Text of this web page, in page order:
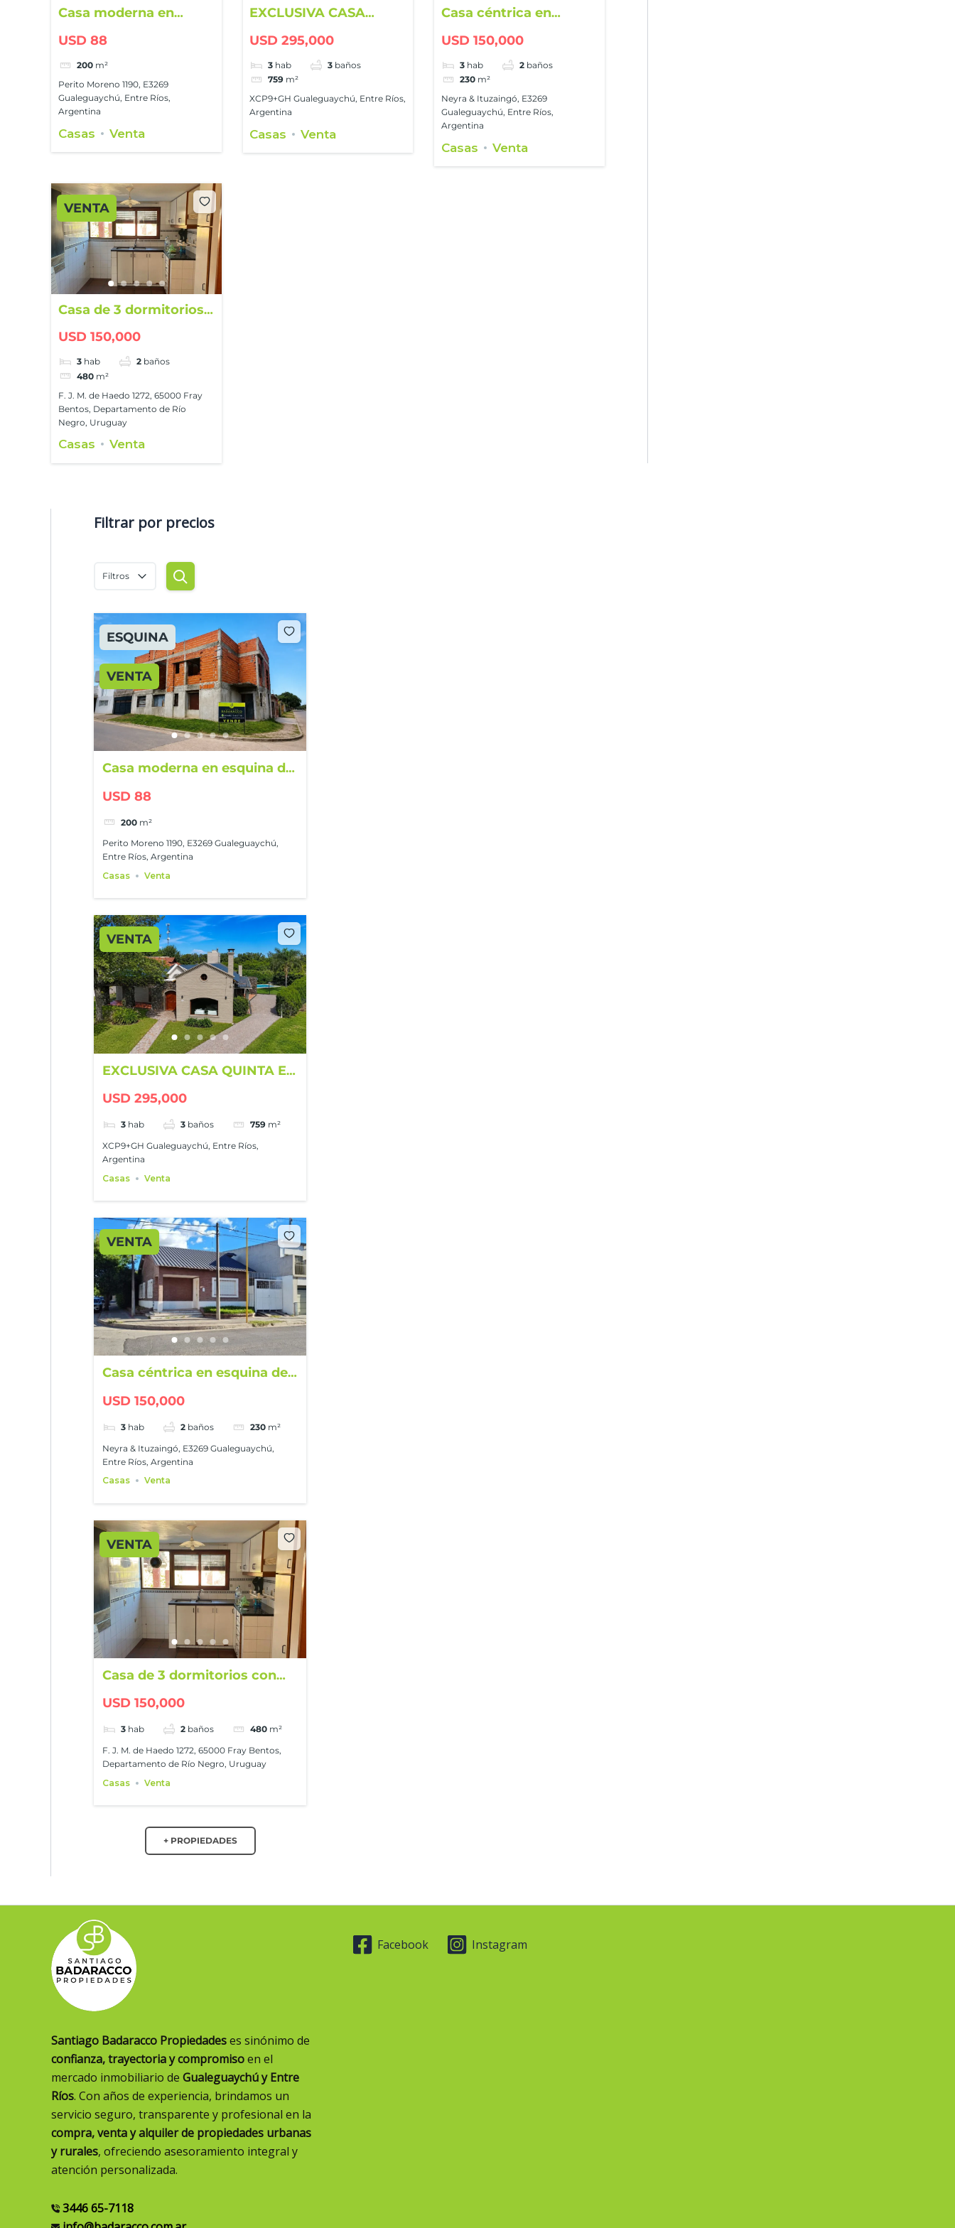
Casa moderna en
USD 88
200 m²
Perito Moreno 1190, E3269
Gualeguaychú, Entre Ríos,
Argentina
Casas Venta
EXCLUSIVA CASA
GUALEGUAYCHÚ
COUNTRY CLUB
USD 295,000
3 hab 3 baños
759 m²
XCP9+GH Gualeguaychú, Entre Ríos,
Argentina
Casas Venta
Casa céntrica en
e Ituzaingó
USD 150,000
3 hab 2 baños
230 m²
Neyra & Ituzaingó, E3269
Gualeguaychú, Entre Ríos,
Argentina
Casas Venta
VENTA
Casa de 3 dormitorios
Bentos
USD 150,000
3 hab 2 baños
480 m²
F. J. M. de Haedo 1272, 65000 Fray
Bentos, Departamento de Río
Negro, Uruguay
Casas Venta
Filtrar por precios
Filtros
ESQUINA
VENTA
Casa moderna en esquina de
USD 88
200 m²
Perito Moreno 1190, E3269 Gualeguaychú,
Entre Ríos, Argentina
Casas
Venta
VENTA
EXCLUSIVA CASA QUINTA EN
CLUB
USD 295,000
3 hab 3 baños 759 m²
XCP9+GH Gualeguaychú, Entre Ríos,
Argentina
Casas
Venta
VENTA
Casa céntrica en esquina de
USD 150,000
3 hab 2 baños 230 m²
Neyra & Ituzaingó, E3269 Gualeguaychú,
Entre Ríos, Argentina
Casas
Venta
VENTA
Casa de 3 dormitorios con
USD 150,000
3 hab 2 baños 480 m²
F. J. M. de Haedo 1272, 65000 Fray Bentos,
Departamento de Río Negro, Uruguay
Casas
Venta
+ PROPIEDADES
Santiago Badaracco Propiedadeses sinónimo de
confianza, trayectoria y compromisoen el
mercado inmobiliario de Gualeguaychú y Entre
Ríos. Con años de experiencia, brindamos un
servicio seguro, transparente y profesional en la
compra, venta y alquiler de propiedades urbanas
y rurales, ofreciendo asesoramiento integral y
atención personalizada.
3446 65-7118
Facebook Instagram